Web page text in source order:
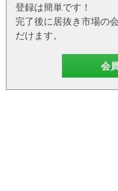
登録は簡単です！
完了後に居抜き市場の
だけます。
会